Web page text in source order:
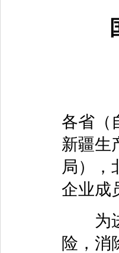
各省（
新疆生
局），
企业成
为进
险，消